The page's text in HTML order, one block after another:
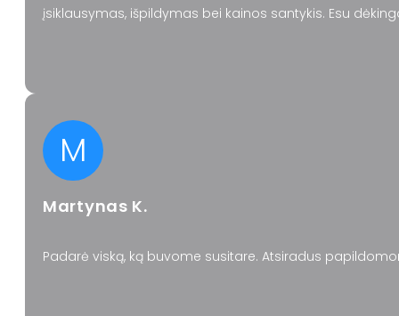
įsiklausymas, išpildymas bei kainos santykis. Esu
M
Martynas K.
Padarė viską, ką buvome susitare. Atsiradus